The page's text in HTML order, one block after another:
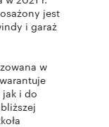
jest
i garaż
w
i do